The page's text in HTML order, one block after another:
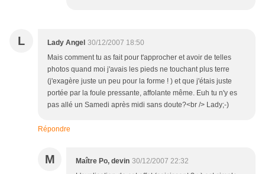
L Lady Angel 30/12/2007 18:50
Mais comment tu as fait pour t'approcher et avoir de telles
photos quand moi j'avais les pieds ne touchant plus terre
(j'exagère juste un peu pour la forme ! ) et que j'étais juste
portée par la foule pressante, affolante même. Euh tu n'y es
pas allé un Samedi après midi sans doute?<br /> Lady;-)
Répondre
M Maître Po, devin 30/12/2007 22:32